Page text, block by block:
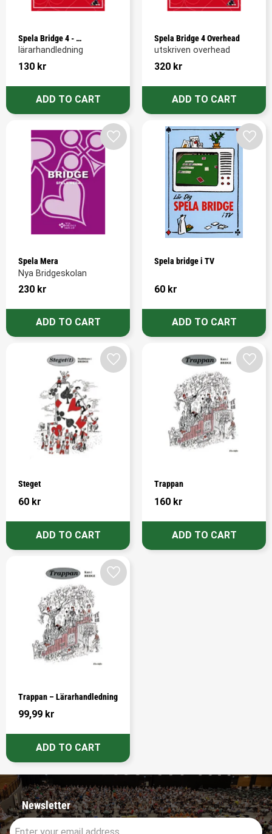
Spela Bridge 4 -
Lärarhandledning
lärarhandledning
130 kr
Spela Bridge 4 Overhead
utskriven overhead
320 kr
Spela Mera
Nya Bridgeskolan
230 kr
Add to favorites
Spela bridge i TV
60 kr
Add
Steget
60 kr
Add to favorites
Trappan
160 kr
Add
Trappan – Lärarhandledning
99,99 kr
Add to favorites
Newsletter